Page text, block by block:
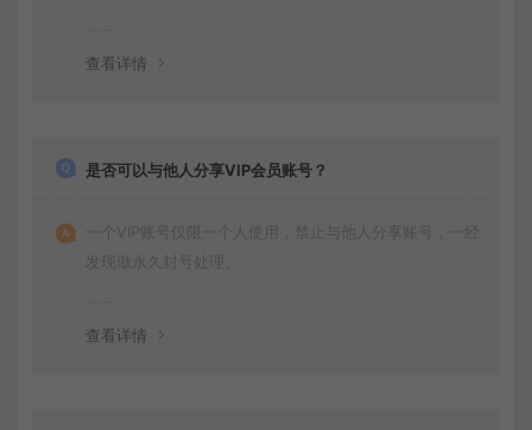
查看详情
是否可以与他人分享VIP会员账号？
一个VIP账号仅限一个人使用，禁止与他人分享账号，一经
发现做永久封号处理。
查看详情